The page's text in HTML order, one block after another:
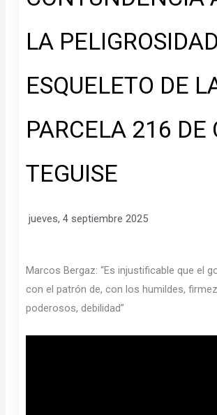
LA
ESQUELETO DE
PARCELA 216 DE
TEGUISE
jueves, 4 septiembre 2025
Marcos Bergaz: “Es injustificable que el
con el patrón de, con los humildes,
poderosos, debilidad”